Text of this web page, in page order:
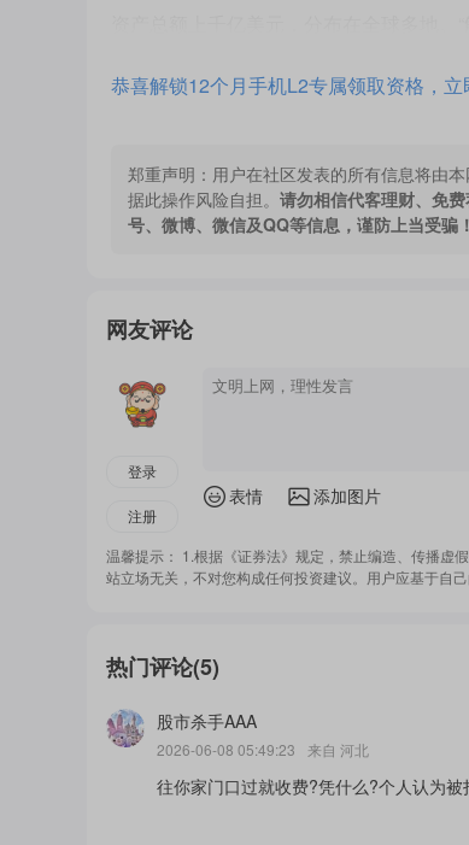
资产总额上千亿美元，分布在全球多地
伊朗最高领袖军事顾问穆赫辛·雷扎伊5
政府是否同意释放伊朗240亿美元遭冻
美国不止垂涎伊朗资产，还盯上海湾
国家承担美国对伊朗军事行动的费用，“
美军5日晚击落4架伊朗向霍尔木兹海峡
回应，伊朗对位于科威特的美空军基地
6日凌晨，科威特、巴林全国拉响防空
起滚滚浓烟。不过美军中央司令部发表
同时，巴基斯坦仍在积极斡旋美伊谈
将与伊朗外交部长阿拉格齐举行会谈。
持把以色列在黎巴嫩停火同美伊谈判“挂钩
据美国媒体报道，美方官员先前向特朗
时候，特朗普在一档访谈节目中证实，
恭喜解锁12个月手机L2专属领取资格，立
郑重声明： 用户在社区发表的所有信息将由
据此操作风险自担。 请勿相信代客理财、免
号、微博、微信及QQ等信息，谨防上当受骗！
网友评论
登录
注册
表情 添加图片
温馨提示： 1.根据《证券法》规定，禁止编造、传播虚
站立场无关，不对您构成任何投资建议。用户应基于自
热门评论(5)
股市杀手AAA
2026-06-08 05:49:23 来自 河北
往你家门口过就收费?凭什么?个人认为被